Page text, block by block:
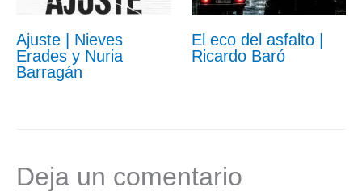
Ajuste | Nieves
Erades y Nuria
Barragán
El eco del asfalto |
Ricardo Baró
Deja un comentario